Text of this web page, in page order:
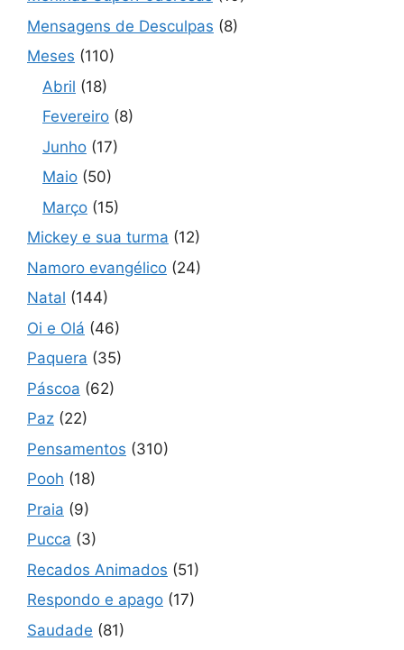
Mensagens de Desculpas (8)
Meses (110)
Abril (18)
Fevereiro (8)
Junho (17)
Maio (50)
Março (15)
Mickey e sua turma (12)
Namoro evangélico (24)
Natal (144)
Oi e Olá (46)
Paquera (35)
Páscoa (62)
Paz (22)
Pensamentos (310)
Pooh (18)
Praia (9)
Pucca (3)
Recados Animados (51)
Respondo e apago (17)
Saudade (81)